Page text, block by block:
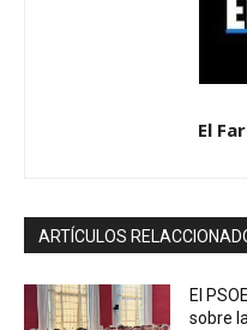
El
ARTÍCULOS
El
sobre